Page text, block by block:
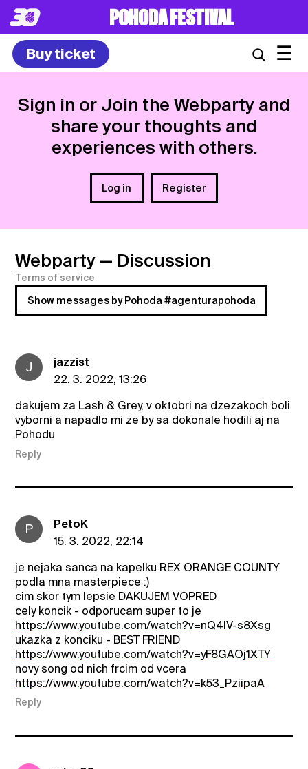
POHODA FESTIVAL
Buy ticket ☰
Sign in or Join the Webparty and
share your thoughts and
experiences with others.
Log in Register
Webparty — Discussion
Terms of service
Show messages by Pohoda #agenturapohoda
J
jazzist
22. 3. 2022, 13:26
dakujem za Lash & Grey, v oktobri na dzezakoch boli
vyborni a napadlo mi ze by sa dokonale hodili aj na
Pohodu
Reply
P
PetoK
15. 3. 2022, 22:14
je nejaka sanca na kapelku REX ORANGE COUNTY
podla mna masterpiece :)
cim skor tym lepsie DAKUJEM VOPRED
cely koncik - odporucam super to je
https://www.youtube.com/watch?v=nQ4IV-s8Xsg
ukazka z konciku - BEST FRIEND
https://www.youtube.com/watch?v=yF8GAOj1XTY
novy song od nich frcim od vcera
https://www.youtube.com/watch?v=k53_PziipaA
Reply